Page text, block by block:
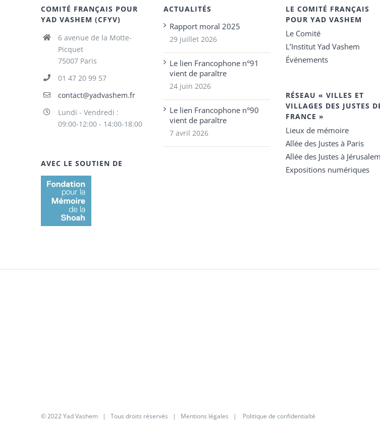
COMITÉ FRANÇAIS POUR
YAD VASHEM (CFYV)
6 avenue de la Motte-
Picquet
75007 Paris
01 47 20 99 57
contact@yadvashem.fr
Lundi - Vendredi :
09:00-12:00 - 14:00-18:00
AVEC LE SOUTIEN DE
ACTUALITÉS
Rapport moral 2025
29 juillet 2026
Le lien Francophone n°91
vient de paraître
24 juin 2026
Le lien Francophone n°90
vient de paraître
7 avril 2026
LE COMITÉ FRANÇAIS
POUR YAD VASHEM
Le Comité
L’Institut Yad Vashem
Événements
RÉSEAU « VILLES ET
VILLAGES DES JUSTES
FRANCE »
Lieux de mémoire
Allée des Justes à Paris
Allée des Justes à Jérusalem
Expositions numériques
© 2022 Yad Vashem | Tous droits réservés | Mentions légales | Politique de confidentialté